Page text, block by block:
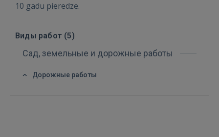
Войти
10 gadu pieredze.
Виды работ (5)
Сад, земельные и дорожные работы
Дорожные работы